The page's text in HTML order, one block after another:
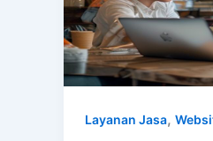
Layanan Jasa,